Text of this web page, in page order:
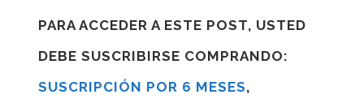
PARA ACCEDER A ESTE POST, USTED
DEBE SUSCRIBIRSE COMPRANDO:
SUSCRIPCIÓN POR 6 MESES,